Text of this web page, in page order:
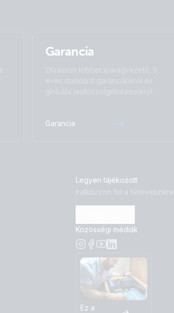
Garancia
Olvasson többet iparágvezető, 5
éves standard garanciánkról és
globális javítószolgáltatásunkról.
Garancia
Legyen tájékozott
Iratkozzon fel a hírlevelünkre
Közösségi médiák
Ez a